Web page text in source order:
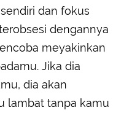
dan fokus
dengannya
meyakinkan
Jika dia
dia akan
lambat tanpa kamu